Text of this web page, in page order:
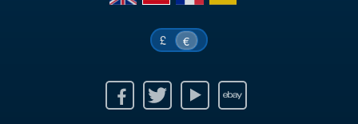
£ €
Twitter Youtube Ebay